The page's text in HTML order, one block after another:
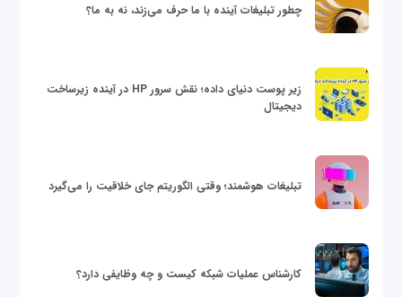
چطور تبلیغات آینده با ما حرف می‌زند، نه به ما؟
زیر پوست دنیای داده؛ نقش سرور HP در آینده زیرساخت
دیجیتال
تبلیغات هوشمند؛ وقتی الگوریتم جای خلاقیت را می‌گیرد
کارشناس عملیات شبکه کیست و چه وظایفی دارد؟